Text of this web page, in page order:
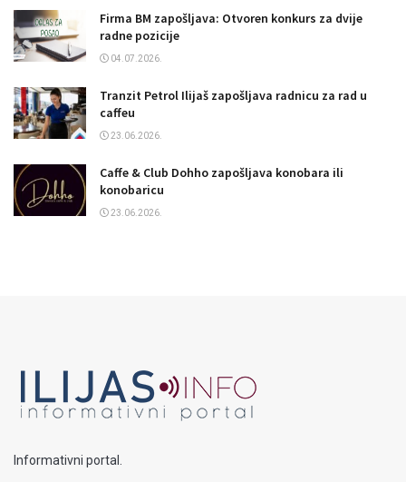
Firma BM zapošljava: Otvoren konkurs za dvije
radne pozicije
04.07.2026.
Tranzit Petrol Ilijaš zapošljava radnicu za rad u
caffeu
23.06.2026.
Caffe & Club Dohho zapošljava konobara ili
konobaricu
23.06.2026.
Informativni portal.